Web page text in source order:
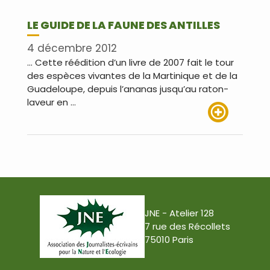
LE GUIDE DE LA FAUNE DES ANTILLES
4 décembre 2012
… Cette réédition d’un livre de 2007 fait le tour
des espèces vivantes de la Martinique et de la
Guadeloupe, depuis l’ananas jusqu’au raton-
laveur en …
JNE - Atelier 128
7 rue des Récollets
75010 Paris